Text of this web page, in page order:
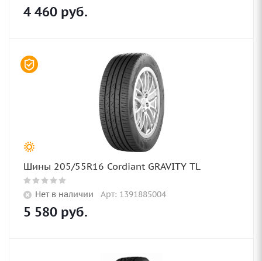
4 460 руб.
Шины 205/55R16 Cordiant GRAVITY TL
Нет в наличии Арт: 1391885004
5 580 руб.